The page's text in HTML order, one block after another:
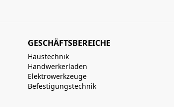
GESCHÄFTSBEREICHE
Haustechnik
Handwerkerladen
Elektrowerkzeuge
Befestigungstechnik